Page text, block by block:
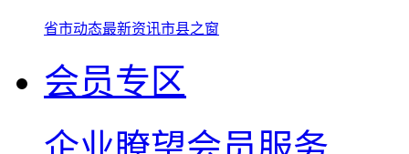
省市动态最新资讯市县之窗
会员专区